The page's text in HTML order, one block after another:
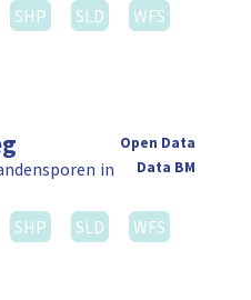
SHP SLD
WFS
Open Data
Data BM
in
SHP SLD
WFS